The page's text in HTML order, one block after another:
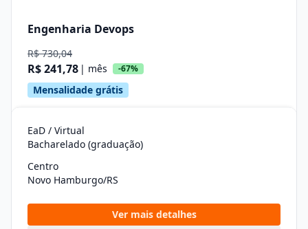
Engenharia Devops
R$ 730,04
R$ 241,78 | mês -67%
Mensalidade grátis
EaD / Virtual
Bacharelado (graduação)
Centro
Novo Hamburgo/RS
Ver mais detalhes